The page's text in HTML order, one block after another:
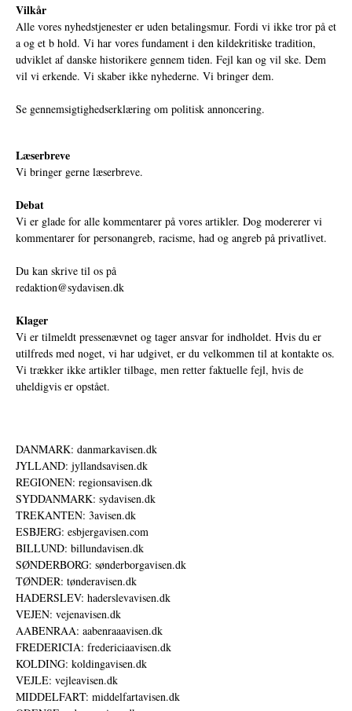
Vilkår
Alle vores nyhedstjenester er uden betalingsmur. Fordi vi ikke tror på et
a og et b hold. Vi har vores fundament i den kildekritiske tradition,
udviklet af danske historikere gennem tiden. Fejl kan og vil ske. Dem
vil vi erkende. Vi skaber ikke nyhederne. Vi bringer dem.
Se gennemsigtighedserklæring om politisk annoncering.
Læserbreve
Vi bringer gerne læserbreve.
Debat
Vi er glade for alle kommentarer på vores artikler. Dog modererer vi
kommentarer for personangreb, racisme, had og angreb på privatlivet.
Du kan skrive til os på
redaktion@sydavisen.dk
Klager
Vi er tilmeldt pressenævnet og tager ansvar for indholdet. Hvis du er
utilfreds med noget, vi har udgivet, er du velkommen til at kontakte os.
Vi trækker ikke artikler tilbage, men retter faktuelle fejl, hvis de
uheldigvis er opstået.
DANMARK: danmarkavisen.dk
JYLLAND: jyllandsavisen.dk
REGIONEN: regionsavisen.dk
SYDDANMARK: sydavisen.dk
TREKANTEN: 3avisen.dk
ESBJERG: esbjergavisen.com
BILLUND: billundavisen.dk
SØNDERBORG: sønderborgavisen.dk
TØNDER: tønderavisen.dk
HADERSLEV: haderslevavisen.dk
VEJEN: vejenavisen.dk
AABENRAA: aabenraaavisen.dk
FREDERICIA: fredericiaavisen.dk
KOLDING: koldingavisen.dk
VEJLE: vejleavisen.dk
MIDDELFART: middelfartavisen.dk